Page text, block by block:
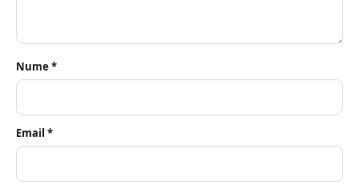
Nume *
Email *